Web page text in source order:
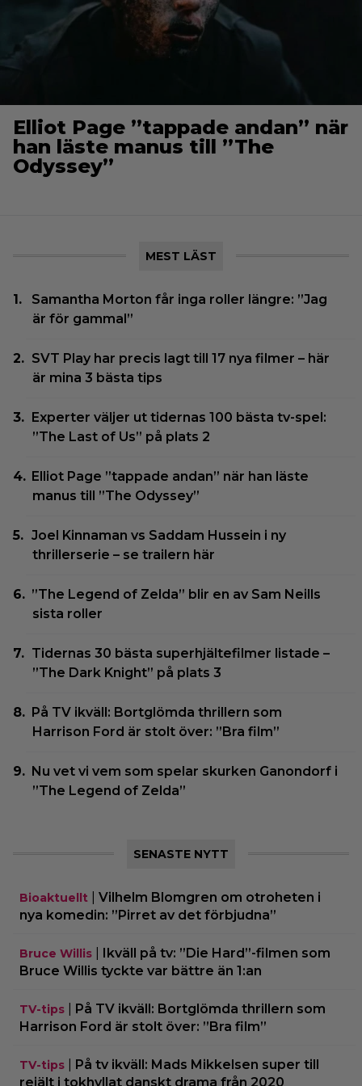
Elliot Page ”tappade andan” när
han läste manus till ”The
Odyssey”
MEST LÄST
Samantha Morton får inga roller längre: ”Jag
är för gammal”
SVT Play har precis lagt till 17 nya filmer – här
är mina 3 bästa tips
Experter väljer ut tidernas 100 bästa tv-spel:
”The Last of Us” på plats 2
Elliot Page ”tappade andan” när han läste
manus till ”The Odyssey”
Joel Kinnaman vs Saddam Hussein i ny
thrillerserie – se trailern här
”The Legend of Zelda” blir en av Sam Neills
sista roller
Tidernas 30 bästa superhjältefilmer listade –
”The Dark Knight” på plats 3
På TV ikväll: Bortglömda thrillern som
Harrison Ford är stolt över: ”Bra film”
Nu vet vi vem som spelar skurken Ganondorf i
”The Legend of Zelda”
SENASTE NYTT
Bioaktuellt
Vilhelm Blomgren om otroheten i
nya komedin: ”Pirret av det förbjudna”
Bruce Willis
Ikväll på tv: ”Die Hard”-filmen som
Bruce Willis tyckte var bättre än 1:an
TV-tips
På TV ikväll: Bortglömda thrillern som
Harrison Ford är stolt över: ”Bra film”
TV-tips
På tv ikväll: Mads Mikkelsen super till
rejält i tokhyllat danskt drama från 2020